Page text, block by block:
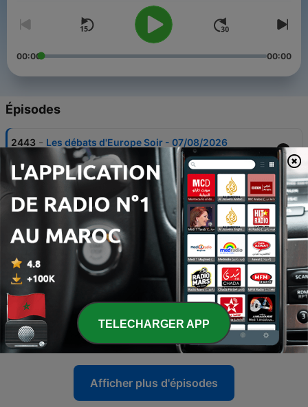
00:00 00:00
Épisodes
2443 - Les débats d'Europe Soir - 07/08/2026
07 août 2026
2442 Les débats d'Europe Soir - 06/08/2026
06 août 2026
2441 - Les débats d'Europe Soir - 05/08/2026
05 août 2026
2440 - Les débats d'Europe Soir - 04/08/2026
04 août 2026
2439 - Les débats d'Europe Soir - 03/08/2026
03 août 2026
Afficher plus d'épisodes
TELECHARGER APP